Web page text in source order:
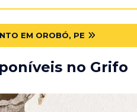
EM OROBÓ, PE
no Grifo